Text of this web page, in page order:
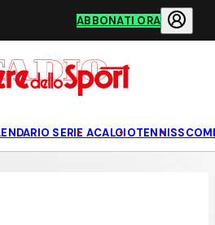
ABBONATI ORA
SERIE ACALCIOTENNIS